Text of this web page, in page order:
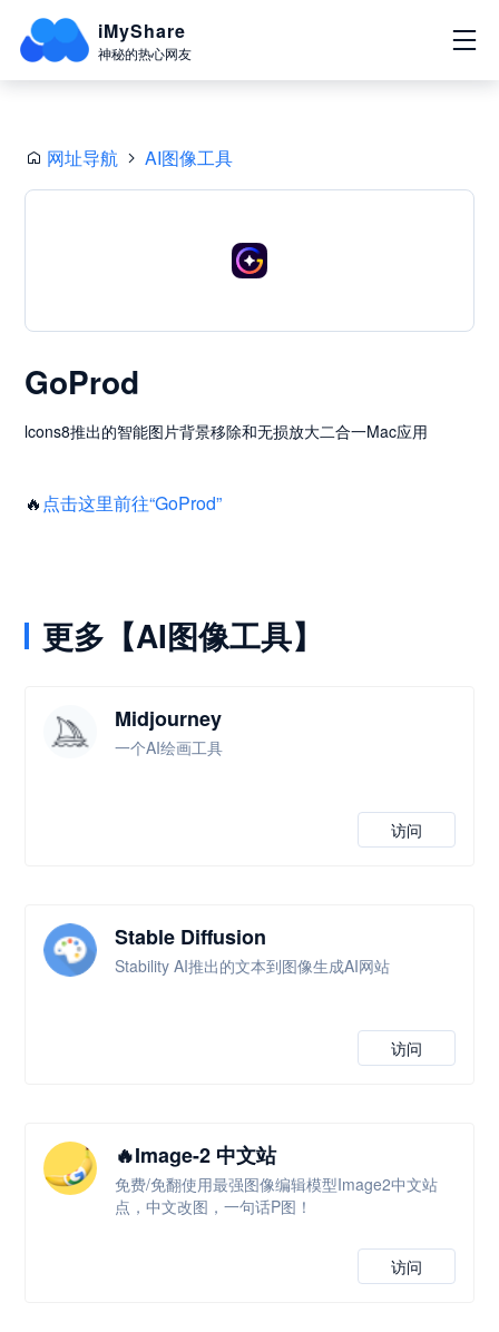
iMyShare
神秘的热心网友
网址导航 AI图像工具
GoProd
lcons8推出的智能图片背景移除和无损放大二合一Mac应用
🔥 点击这里前往“GoProd”
更多【AI图像工具】
Midjourney
一个AI绘画工具
访问
Stable Diffusion
Stability AI推出的文本到图像生成AI网站
访问
🔥Image-2 中文站
免费/免翻使用最强图像编辑模型Image2中文站
点，中文改图，一句话P图！
访问